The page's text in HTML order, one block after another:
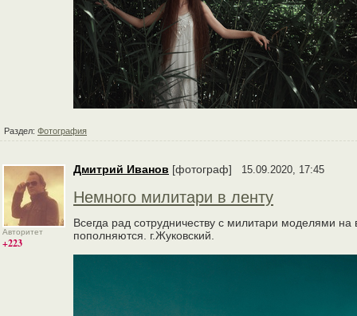
Раздел: Фотография
Авторитет
+223
Дмитрий Иванов [фотограф] 15.09.2020, 17:45
Немного милитари в ленту
Всегда рад сотрудничеству с милитари моделями
пополняются. г.Жуковский.